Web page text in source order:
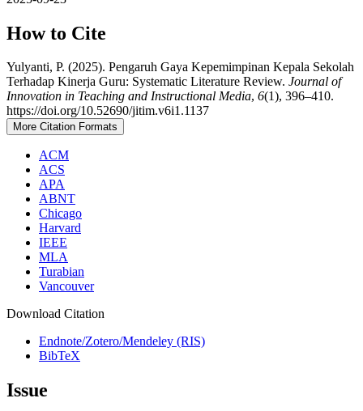
How to Cite
Yulyanti, P. (2025). Pengaruh Gaya Kepemimpinan Kepala Sekolah
Terhadap Kinerja Guru: Systematic Literature Review. Journal of
Innovation in Teaching and Instructional Media, 6(1), 396–410.
https://doi.org/10.52690/jitim.v6i1.1137
More Citation Formats
ACM
ACS
APA
ABNT
Chicago
Harvard
IEEE
MLA
Turabian
Vancouver
Download Citation
Endnote/Zotero/Mendeley (RIS)
BibTeX
Issue